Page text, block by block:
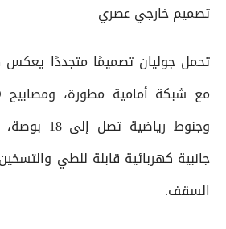
تصميم خارجي عصري
تحمل جوليان تصميمًا متجددًا
وجنوط
جانبية كهربائية قابلة للطي
السقف.